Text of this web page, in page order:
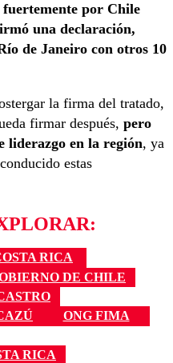
fuertemente por Chile
una declaración,
de Janeiro con otros 10
la firma del tratado,
firmar después, pero
liderazgo en la región, ya
estas
RICA
DE CHILE
ONG FIMA
RICA